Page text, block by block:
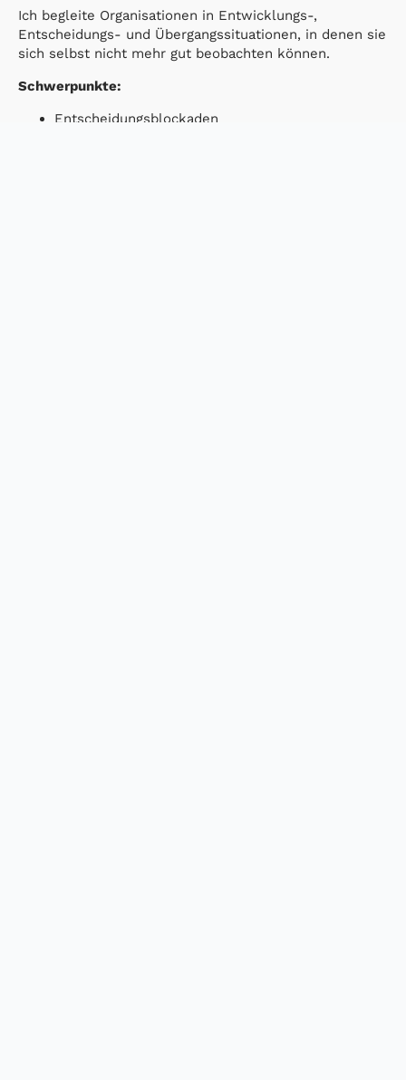
Ich begleite Organisationen in Entwicklungs-,
Entscheidungs- und Übergangssituationen, in denen sie
sich selbst nicht mehr gut beobachten können.
Schwerpunkte:
Entscheidungsblockaden